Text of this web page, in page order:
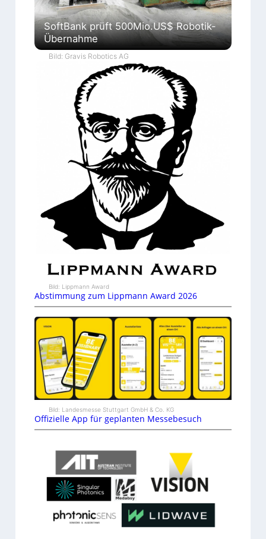
SoftBank prüft 500Mio.US$ Robotik-
Übernahme
Bild: Gravis Robotics AG
Bild: Lippmann Award
Abstimmung zum Lippmann Award 2026
Bild: Landesmesse Stuttgart GmbH & Co. KG
Offizielle App für geplanten Messebesuch